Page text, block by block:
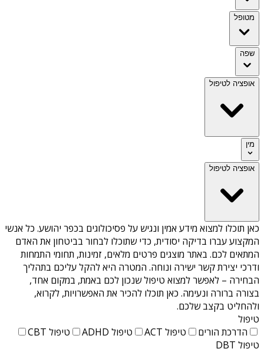
מטופל
שפה
אופציה לטיפול
מין
אופציה לטיפול
כאן תוכלו למצוא מידע אמין ונגיש על פסיכולוגים בכפר יהושע. כל אנשי
המקצוע עברו בדיקה יסודית, כדי שתוכלו לבחור בביטחון את האדם
המתאים לכם. באתר מוצגים פרטים מלאים, זמינות, תחומי התמחות
ודרכי יצירת קשר ישירה ונוחה. המטרה היא להקל עליכם בתהליך
הבחירה – לאפשר למצוא טיפול שנכון לכם באמת, במקום אחד,
בצורה ברורה ונעימה. כאן תוכלו להכיר את האפשרויות, לקרוא,
ולהחליט בקצב שלכם.
טיפול
הדרכת הורים
טיפול ACT טיפול ADHD
טיפול CBT
טיפול DBT